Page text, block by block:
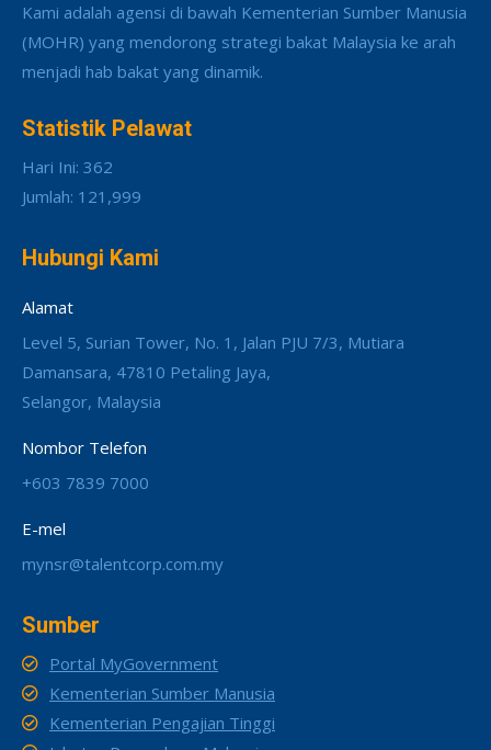
Kami adalah agensi di bawah Kementerian Sumber Manusia
(MOHR) yang mendorong strategi bakat Malaysia ke arah
menjadi hab bakat yang dinamik.
Statistik Pelawat
Hari Ini: 362
Jumlah: 121,999
Hubungi Kami
Alamat
Level 5, Surian Tower, No. 1, Jalan PJU 7/3, Mutiara
Damansara, 47810 Petaling Jaya,
Selangor, Malaysia
Nombor Telefon
+603 7839 7000
E-mel
mynsr@talentcorp.com.my
Sumber
Portal MyGovernment
Kementerian Sumber Manusia
Kementerian Pengajian Tinggi